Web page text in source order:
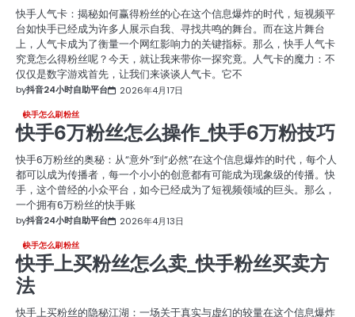
快手人气卡：揭秘如何赢得粉丝的心在这个信息爆炸的时代，短视频平
台如快手已经成为许多人展示自我、寻找共鸣的舞台。而在这片舞台
上，人气卡成为了衡量一个网红影响力的关键指标。那么，快手人气卡
究竟怎么得粉丝呢？今天，就让我来带你一探究竟。人气卡的魔力：不
仅仅是数字游戏首先，让我们来谈谈人气卡。它不
by抖音24小时自助平台 2026年4月17日
快手怎么刷粉丝
快手6万粉丝怎么操作_快手6万粉技巧
快手6万粉丝的奥秘：从“意外”到“必然”在这个信息爆炸的时代，每个人
都可以成为传播者，每一个小小的创意都有可能成为现象级的传播。快
手，这个曾经的小众平台，如今已经成为了短视频领域的巨头。那么，
一个拥有6万粉丝的快手账
by抖音24小时自助平台 2026年4月13日
快手怎么刷粉丝
快手上买粉丝怎么卖_快手粉丝买卖方
法
快手上买粉丝的隐秘江湖：一场关于真实与虚幻的较量在这个信息爆炸